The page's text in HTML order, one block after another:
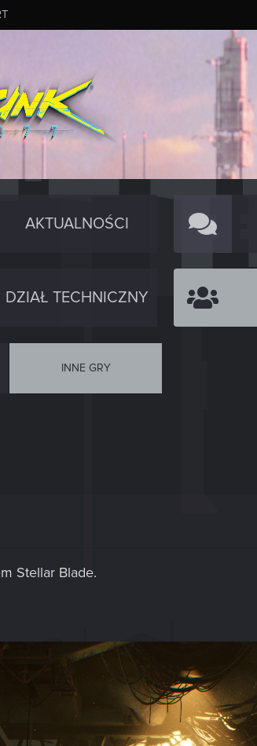
AKTUALNOŚCI
DZIAŁ TECHNICZNY
INNE GRY
Stellar Blade.